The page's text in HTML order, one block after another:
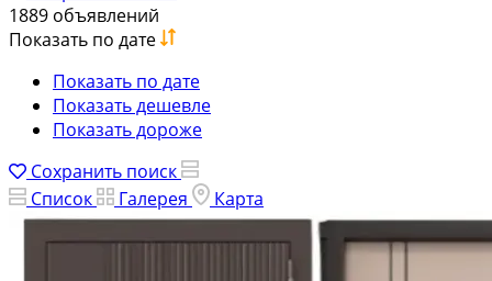
1889 объявлений
Показать по дате
Показать по дате
Показать дешевле
Показать дороже
Сохранить поиск
Список
Галерея Карта